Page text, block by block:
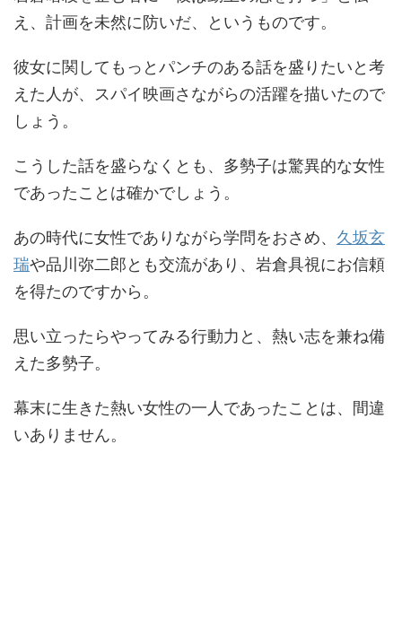
え、計画を未然に防いだ、というものです。
彼女に関してもっとパンチのある話を盛りたいと考
えた人が、スパイ映画さながらの活躍を描いたので
しょう。
こうした話を盛らなくとも、多勢子は驚異的な女性
であったことは確かでしょう。
あの時代に女性でありながら学問をおさめ、 久坂玄
瑞や品川弥二郎とも交流があり、岩倉具視にお信頼
を得たのですから。
思い立ったらやってみる行動力と、熱い志を兼ね備
えた多勢子。
幕末に生きた熱い女性の一人であったことは、間違
いありません。